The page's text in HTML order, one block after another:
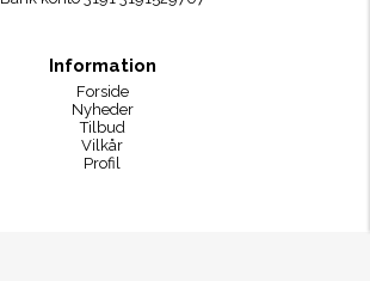
Information
Forside
Nyheder
Tilbud
Vilkår
Profil